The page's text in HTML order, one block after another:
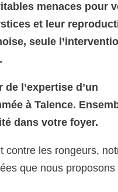
menaces pour
et leur
seule
l’expertise d’un
à Talence.
dans votre foyer.
contre les rongeurs,
que nous proposons